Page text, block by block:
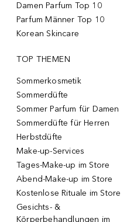
Damen Parfum Top 10
Parfum Männer Top 10
Korean Skincare
TOP THEMEN
Sommerkosmetik
Sommerdüfte
Sommer Parfum für Damen
Sommerdüfte für Herren
Herbstdüfte
Make-up-Services
Tages-Make-up im Store
Abend-Make-up im Store
Kostenlose Rituale im Store
Gesichts- &
Körperbehandlungen im